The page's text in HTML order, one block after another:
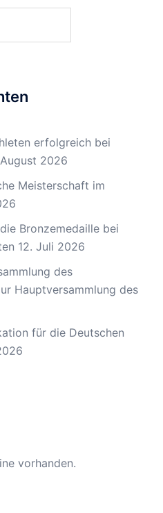
erfolgreich bei
2026
Meisterschaft im
Bronzemedaille bei
12. Juli 2026
des
Hauptversammlung des
für die Deutschen
vorhanden.